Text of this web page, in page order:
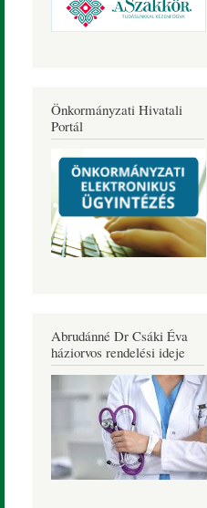
Önkormányzati Hivatali
Portál
Abrudánné Dr Csáki Éva
háziorvos rendelési ideje